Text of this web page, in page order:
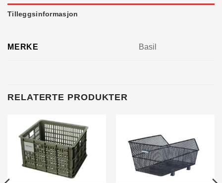
Tilleggsinformasjon
MERKE Basil
RELATERTE PRODUKTER